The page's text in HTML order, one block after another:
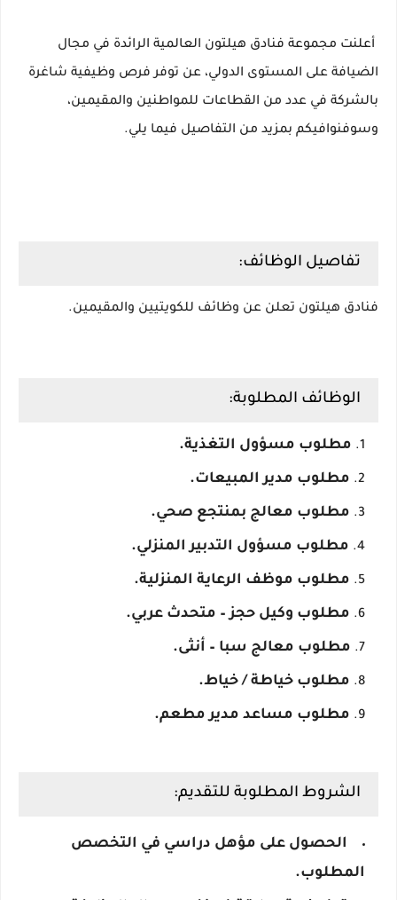
أعلنت مجموعة فنادق هيلتون العالمية الرائدة في مجال
الضيافة على المستوى الدولي، عن توفر فرص وظيفية شاغرة
بالشركة في عدد من القطاعات للمواطنين والمقيمين،
وسوفنوافيكم بمزيد من التفاصيل فيما يلي.
تفاصيل الوظائف:
فنادق هيلتون تعلن عن وظائف للكويتيين والمقيمين.
الوظائف المطلوبة:
مطلوب مسؤول التغذية.
مطلوب مدير المبيعات.
مطلوب معالج بمنتجع صحي.
مطلوب مسؤول التدبير المنزلي.
مطلوب موظف الرعاية المنزلية.
مطلوب وكيل حجز – متحدث عربي.
مطلوب معالج سبا – أنثى.
مطلوب خياطة / خياط.
مطلوب مساعد مدير مطعم.
الشروط المطلوبة للتقديم:
الحصول على مؤهل دراسي في التخصص
المطلوب.